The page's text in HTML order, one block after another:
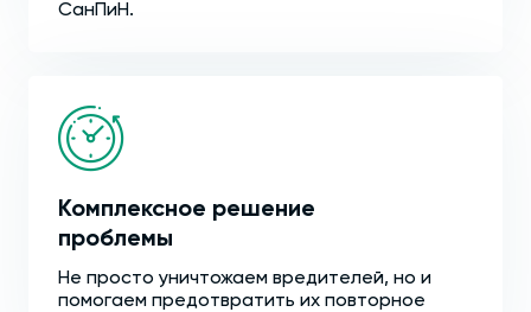
СанПиН.
Комплексное решение
проблемы
Не просто уничтожаем вредителей, но и
помогаем предотвратить их повторное